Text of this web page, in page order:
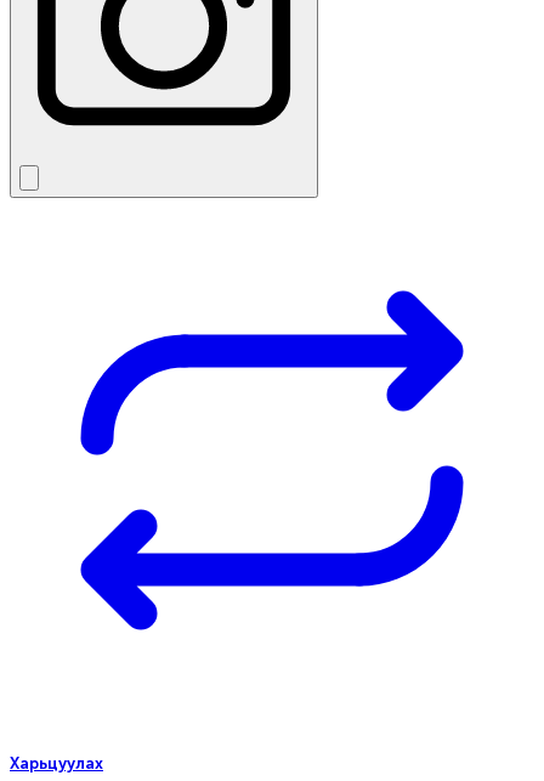
Харьцуулах